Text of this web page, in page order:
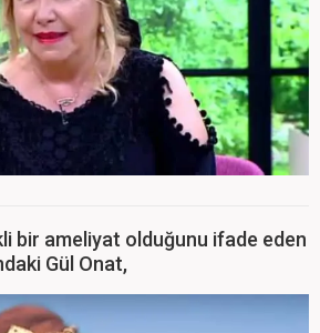
bir ameliyat olduğunu ifade eden
Gül Onat,